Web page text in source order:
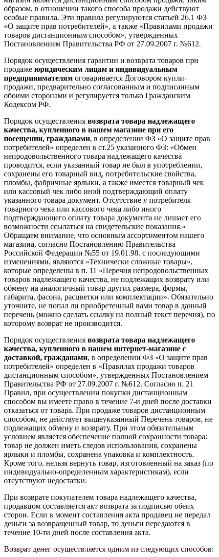
образом, в отношении такого способа продажи действуют
особые правила. Эти правила регулируются статьей 26.1 ФЗ
«О защите прав потребителей», а также «Правилами продажи
товаров дистанционным способом», утвержденных
Постановлением Правительства РФ от 27.09.2007 г. №612.
Порядок осуществления гарантии и возврата товаров при
продаже юридическим лицам и индивидуальным
предпринимателям оговаривается Договором купли-
продажи, предварительно согласованным и подписанным
обоими сторонами и регулируется только Гражданским
Кодексом РФ.
Порядок осуществления возврата товара надлежащего
качества, купленного в нашем магазине при его
посещении, гражданами, в определении ФЗ «О защите прав
потребителей» определен в ст.25 указанного ФЗ: «Обмен
непродовольственного товара надлежащего качества
проводится, если указанный товар не был в употреблении,
сохранены его товарный вид, потребительские свойства,
пломбы, фабричные ярлыки, а также имеется товарный чек
или кассовый чек либо иной подтверждающий оплату
указанного товара документ. Отсутствие у потребителя
товарного чека или кассового чека либо иного
подтверждающего оплату товара документа не лишает его
возможности ссылаться на свидетельские показания.»
Обращаем внимание, что основным ассортиментом нашего
магазина, согласно Постановлению Правительства
Российской Федерации №55 от 19.01.98. с последующими
изменениями, являются «Технически сложные товары»,
которые определены в п. 11 «Перечня непродовольственных
товаров надлежащего качества, не подлежащих возврату или
обмену на аналогичный товар других размера, формы,
габарита, фасона, расцветки или комплектации». Обязательно
уточните, не попал ли приобретенный вами товар в данный
перечень (можно сделать ссылку на полный текст перечня), по
которому возврат не производится.
Порядок осуществления возврата товара надлежащего
качества, купленного в нашем интернет-магазине с
доставкой, гражданами, в определении ФЗ «О защите прав
потребителей» определен в «Правилах продажи товаров
дистанционным способом», утвержденных Постановлением
Правительства РФ от 27.09.2007 г. №612. Согласно п. 21
Правил, при осуществлении покупки дистанционным
способом вы имеете право в течение 7-и дней после доставки
отказаться от товара. При продаже товаров дистанционным
способом, не действует вышеуказанный Перечень товаров, не
подлежащих обмену и возврату. При этом обязательным
условием является обеспечение полной сохранности товара:
товар не должен иметь следов использования, сохранены
ярлыки и пломбы, сохранена упаковка и комплектность.
Кроме того, нельзя вернуть товар, изготовленный на заказ (по
индивидуально-определенным характеристикам), если
отсутствуют недостатки.
При возврате покупателем товара надлежащего качества,
продавцом составляется акт возврата за подписью обеих
сторон. Если в момент составления акта продавец не передал
деньги за возвращенный товар, то деньги передаются в
течение 10-ти дней после составления акта.
Возврат денег осуществляется одним из следующих способов: